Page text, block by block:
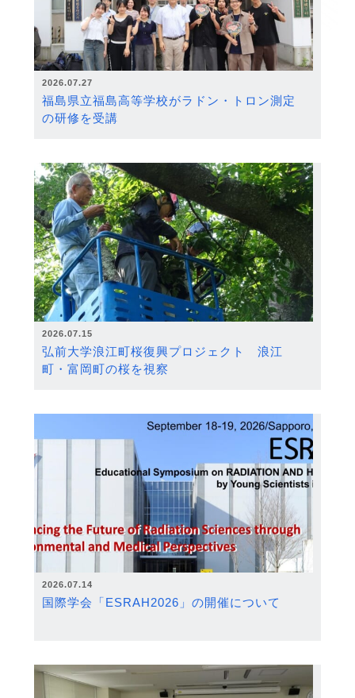
2026.07.27
福島県立福島高等学校がラドン・トロン測定
の研修を受講
2026.07.15
弘前大学浪江町桜復興プロジェクト 浪江
町・富岡町の桜を視察
2026.07.14
国際学会「ESRAH2026」の開催について